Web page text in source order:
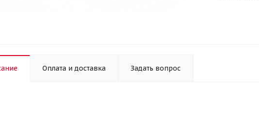
Оплата и доставка Задать вопрос